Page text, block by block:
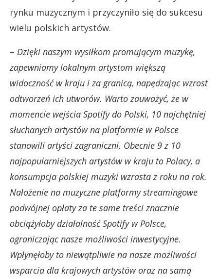
rynku muzycznym i przyczyniło się do sukcesu
wielu polskich artystów.
– Dzięki naszym wysiłkom promującym muzykę,
zapewniamy lokalnym artystom większą
widoczność w kraju i za granicą, napędzając wzrost
odtworzeń ich utworów. Warto zauważyć, że w
momencie wejścia Spotify do Polski, 10 najchętniej
słuchanych artystów na platformie w Polsce
stanowili artyści zagraniczni. Obecnie 9 z 10
najpopularniejszych artystów w kraju to Polacy, a
konsumpcja polskiej muzyki wzrasta z roku na rok.
Nałożenie na muzyczne platformy streamingowe
podwójnej opłaty za te same treści znacznie
obciążyłoby działalność Spotify w Polsce,
ograniczając nasze możliwości inwestycyjne.
Wpłynęłoby to niewątpliwie na nasze możliwości
wsparcia dla krajowych artystów oraz na samą